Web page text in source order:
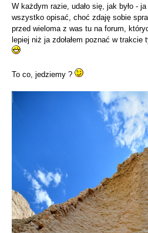
W każdym razie, udało się, jak było - ja
wszystko opisać, choć zdaję sobie
przed wieloma z was tu na forum,
lepiej niż ja zdołałem poznać w
To co, jedziemy ?